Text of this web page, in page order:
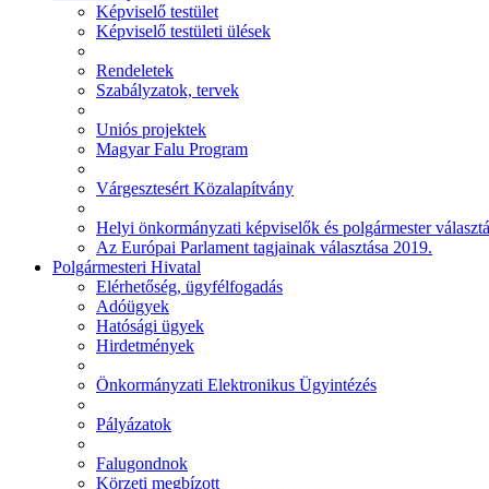
Képviselő testület
Képviselő testületi ülések
Rendeletek
Szabályzatok, tervek
Uniós projektek
Magyar Falu Program
Várgesztesért Közalapítvány
Helyi önkormányzati képviselők és polgármester
Az Európai Parlament tagjainak választása 2019.
Polgármesteri Hivatal
Elérhetőség, ügyfélfogadás
Adóügyek
Hatósági ügyek
Hirdetmények
Önkormányzati Elektronikus Ügyintézés
Pályázatok
Falugondnok
Körzeti megbízott